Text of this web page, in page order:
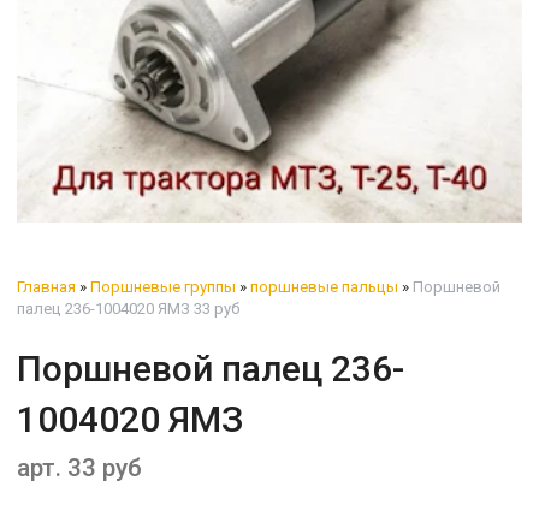
Главная » Поршневые группы » поршневые пальцы » Поршневой
палец 236-1004020 ЯМЗ 33 руб
Поршневой палец 236-
1004020 ЯМЗ
арт. 33 руб